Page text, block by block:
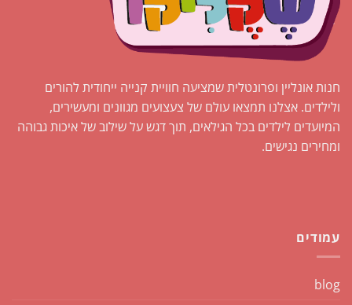
חנות אונליין ופרונטלית שמציעה חוויית קנייה ייחודית להורים
ולילדים. אצלנו תמצאו עולם של צעצועים מגוונים ומעשירים,
המיועדים לילדים בכל הגילאים, תוך דגש על שילוב של איכות גבוהה
ומחירים נגישים.
עמודים
blog